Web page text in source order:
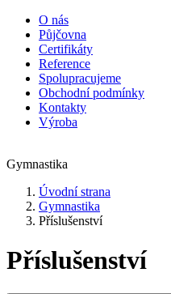
O nás
Půjčovna
Certifikáty
Reference
Spolupracujeme
Obchodní podmínky
Kontakty
Výroba
Gymnastika
Úvodní strana
Gymnastika
Příslušenství
Příslušenství